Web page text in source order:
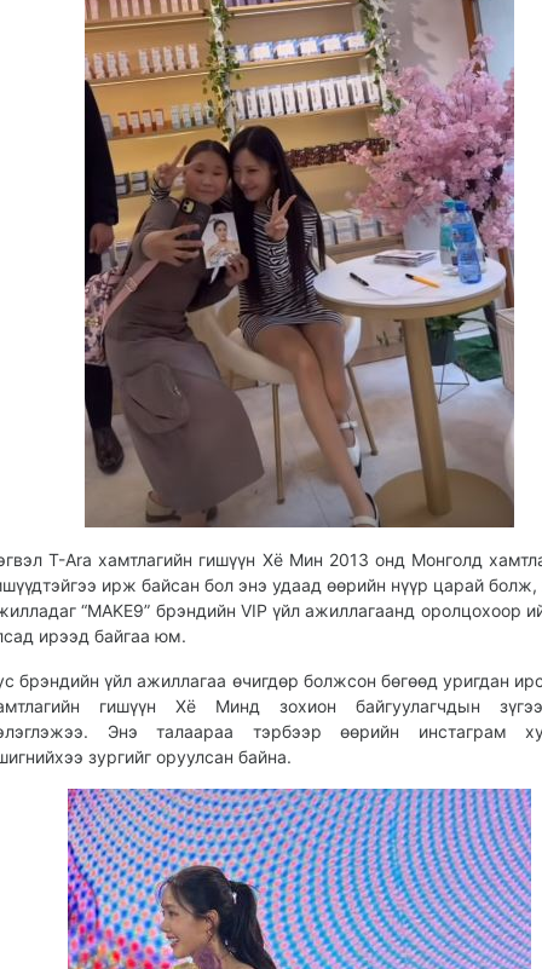
T-Ara хамтлагийн гишүүн Xё Мин 2013 онд Монголд
ирж байсан бол энэ удаад өөрийн нүүр царай болж,
“MAKE9” брэндийн VIP үйл ажиллагаанд оролцохоор
ирээд байгаа юм.
брэндийн үйл ажиллагаа өчигдөр болжсон бөгөөд уригдан
гишүүн Xё Минд зохион байгуулагчдын
Энэ талаараа тэрбээр өөрийн инстаграм
зургийг оруулсан байна.